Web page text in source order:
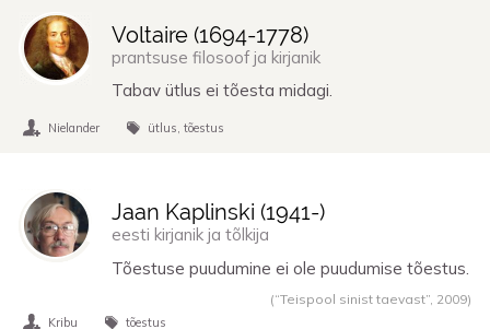
Voltaire (1694-1778)
prantsuse filosoof ja kirjanik
Tabav ütlus ei tõesta midagi.
Nielander ütlus tõestus
Jaan Kaplinski (1941-)
eesti kirjanik ja tõlkija
Tõestuse puudumine ei ole puudumise tõestus.
(“Teispool sinist taevast”, 2009)
Kribu tõestus